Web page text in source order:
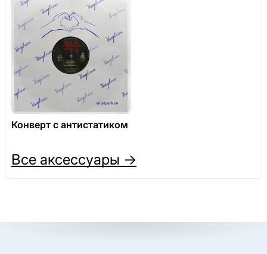
Конверт с антистатиком
Все аксессуары →